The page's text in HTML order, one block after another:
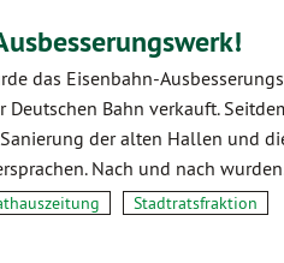
das Eisenbahn-
Deutschen Bahn verkauft.
der alten Hallen und
Nach und nach
Stadtratsfraktion